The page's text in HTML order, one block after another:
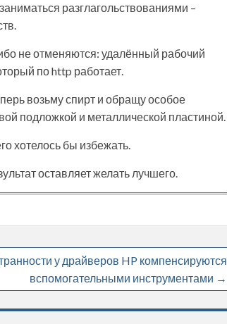
разглагольствованиями –
не отменяются: удалённый рабочий
по http работает.
возьму спирт и обращу особое
подложкой и металлической пластиной.
хотелось бы избежать.
оставляет желать лучшего.
у драйверов HP компенсируются
вспомогательными инструментами →